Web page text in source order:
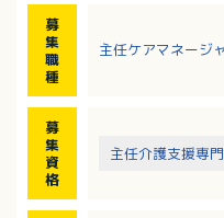
・居宅介護支援の
募
集
職
種
主任ケアマネージ
募
集
資
格
主任介護支援専